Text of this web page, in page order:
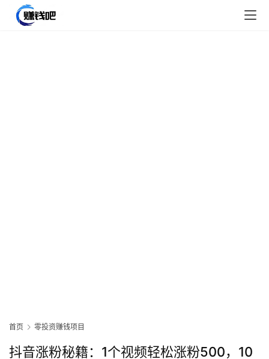
首页 零投资赚钱项目
抖音涨粉秘籍：1个视频轻松涨粉500，10